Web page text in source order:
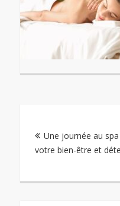
de
l’article
Une journée au
votre bien-être et